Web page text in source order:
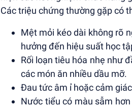
Các triệu chứng thường gặp có
Mệt mỏi kéo dài không rõ
hưởng đến hiệu suất học
Rối loạn tiêu hóa nhẹ như
các món ăn nhiều dầu mỡ.
Đau tức âm ỉ hoặc cảm
Nước tiểu có màu sẫm